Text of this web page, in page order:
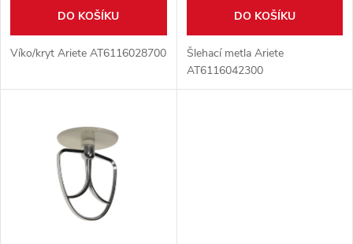
d
u
d
u
DO KOŠÍKU
Víko/kryt Ariete AT6116028700
DO KOŠÍKU
Šlehací metla Ariete
AT6116042300